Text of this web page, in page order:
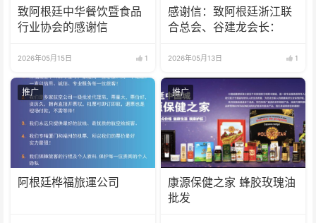
致阿根廷中华餐饮暨食品
行业协会的感谢信
2026年05月15日 1
感谢信：致阿根廷浙江联
合总会、谷建龙会长：
2026年05月13日 1
推广
阿根廷桦福旅運公司
推广
康源保健之家 蜂胶玫瑰油
批发